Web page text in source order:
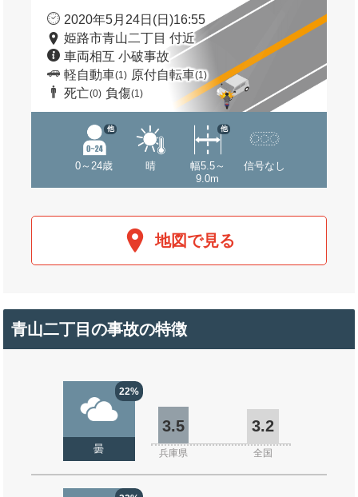
2020年5月24日(日)16:55
姫路市青山二丁目 付近
車両相互 小破事故
軽自動車(1) 原付自転車(1)
死亡(0) 負傷(1)
0～24歳
他
晴
幅5.5～
9.0m
他
信号なし
地図で見る
青山二丁目の事故の特徴
22%
曇
3.5 3.2
兵庫県 全国